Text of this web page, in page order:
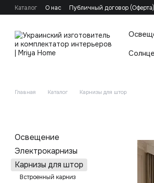
Перейти к основному контенту
Каталог О нас Публичный договор (Оферта)
Главная Каталог Карнизы для штор
Освещение
Электрокарнизы
Карнизы для штор
Встроенный карниз